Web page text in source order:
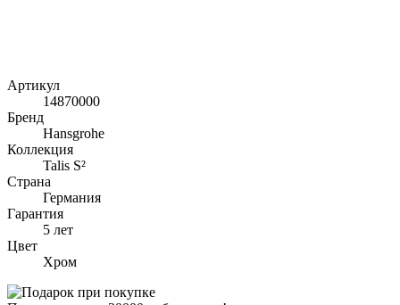
Артикул
14870000
Бренд
Hansgrohe
Коллекция
Talis S²
Страна
Германия
Гарантия
5 лет
Цвет
Хром